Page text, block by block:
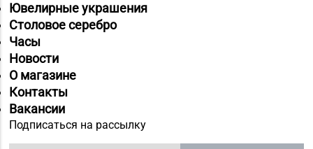
Ювелирные украшения
Столовое серебро
Часы
Новости
О магазине
Контакты
Вакансии
Подписаться на рассылку